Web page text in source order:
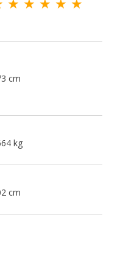
cm
kg
cm